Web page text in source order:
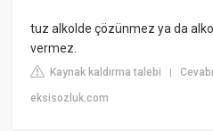
tuz alkolde çözünmez ya da
vermez.
Kaynak kaldırma talebi |
eksisozluk.com